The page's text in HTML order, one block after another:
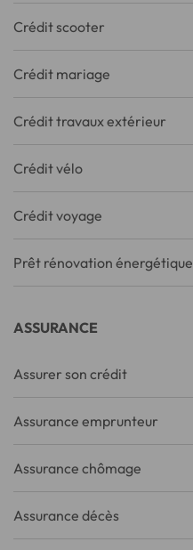
Crédit scooter
Crédit mariage
Crédit travaux extérieur
Crédit vélo
Crédit voyage
Prêt rénovation énergétique
ASSURANCE
Assurer son crédit
Assurance emprunteur
Assurance chômage
Assurance décès